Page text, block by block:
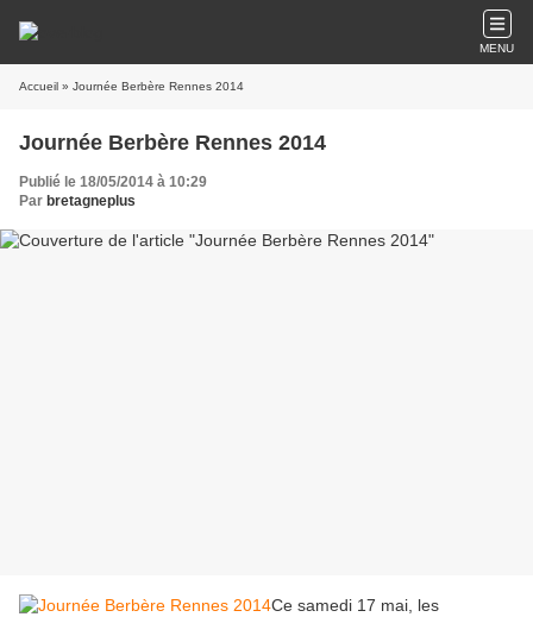
MENU
Accueil » Journée Berbère Rennes 2014
Journée Berbère Rennes 2014
Publié le 18/05/2014 à 10:29
Par bretagneplus
Ce samedi 17 mai, les